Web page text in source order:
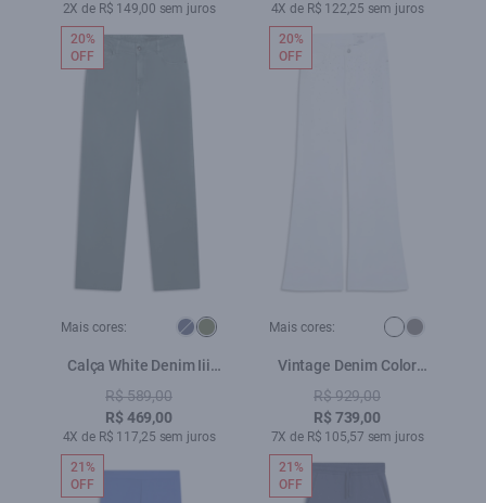
2X de R$ 149,00 sem juros 4X de R$ 122,25 sem juros
Mais cores:
Calça White Denim Iii
Low Rise Reta 5 Pocket
Verde Army
R$ 589,00
R$ 469,00
4X de R$ 117,25 sem juros
20%
OFF
Mais cores:
Vintage Denim Color
Flare Cristal Branco
R$ 929,00
R$ 739,00
7X de R$ 105,57 sem juros
20%
OFF
21%
OFF
21%
OFF